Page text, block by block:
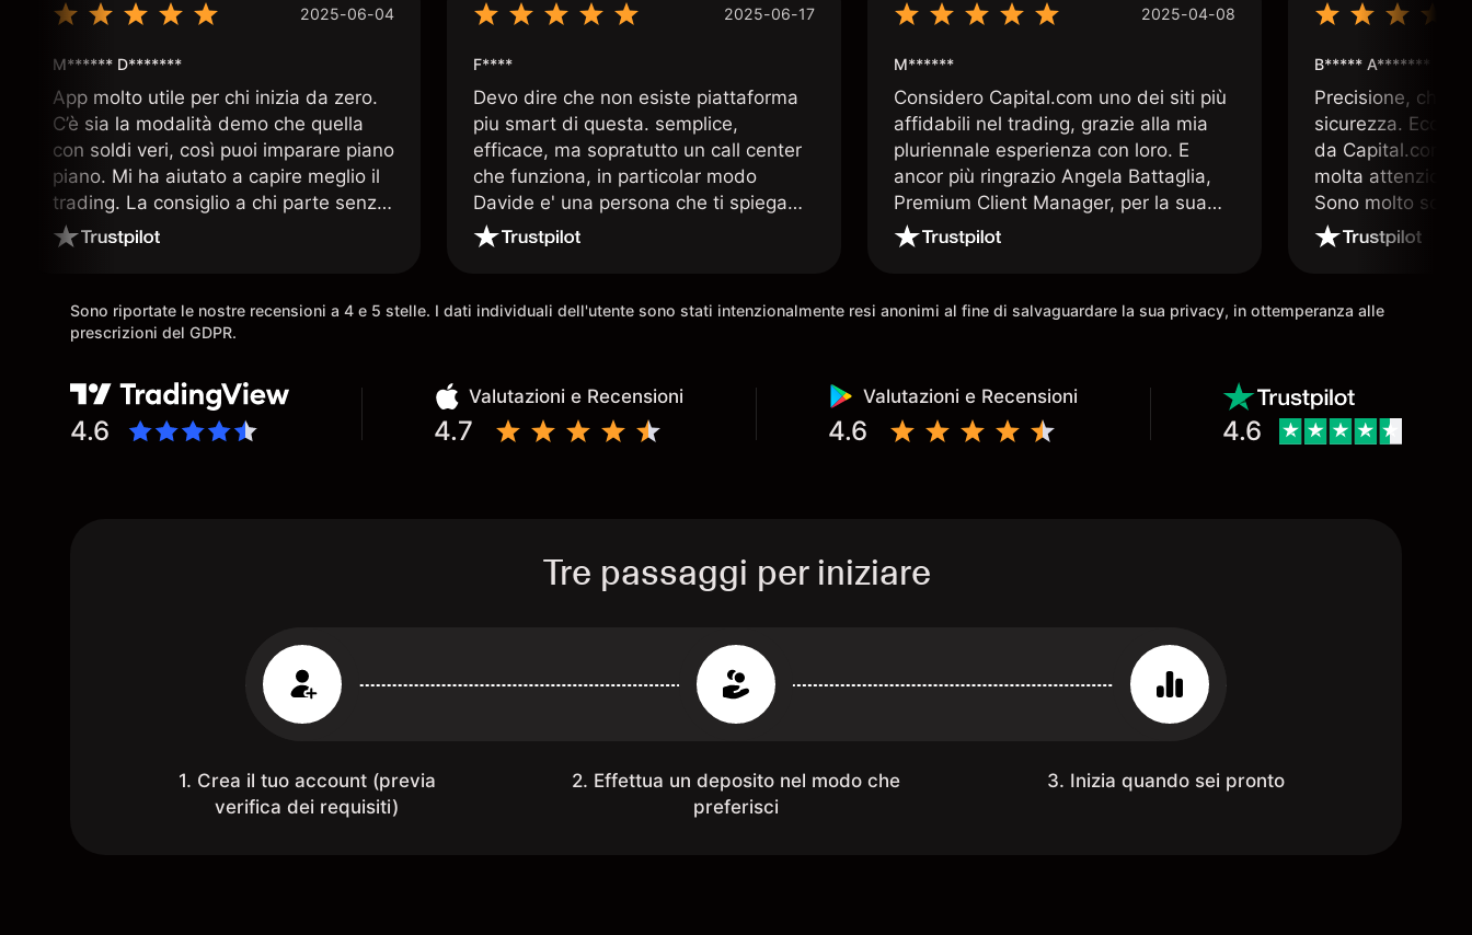
2025-06-04
M****** D*******
App molto utile per chi inizia da zero.
C’è sia la modalità demo che quella
con soldi veri, così puoi imparare piano
piano. Mi ha aiutato a capire meglio il
trading. La consiglio a chi parte senza
esperienza.
2025-06-17
F****
Devo dire che non esiste piattaforma
piu smart di questa. semplice,
efficace, ma sopratutto un call center
che funziona, in particolar modo
Davide e' una persona che ti spiega
quando le tue conoscenze non
arrivano. super consigliata
2025-04-08
M******
Considero Capital.com uno dei siti più
affidabili nel trading, grazie alla mia
pluriennale esperienza con loro. E
ancor più ringrazio Angela Battaglia,
Premium Client Manager, per la sua
assistenza altamente professionale e
qualificata. E nulla è più prezioso nel
e morale come io ho avuto la
B***** A*******
Precisione,
sicurezza. Ecco
da Capital.com.
molta attenzione
Sono molto
che offre
Sono riportate le nostre recensioni a 4 e 5 stelle. I dati individuali dell'utente sono stati intenzionalmente resi anonimi al fine di salvaguardare la sua privacy, in ottemperanza alle
prescrizioni del GDPR.
4.6
Valutazioni e Recensioni
4.7
Valutazioni e Recensioni
4.6 4.6
Tre passaggi per iniziare
1. Crea il tuo account (previa
verifica dei requisiti)
2. Effettua un deposito nel modo che
preferisci
3. Inizia quando sei pronto